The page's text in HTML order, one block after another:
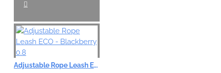
Adjustable Rope Leash ECO - Blackberry 0.8